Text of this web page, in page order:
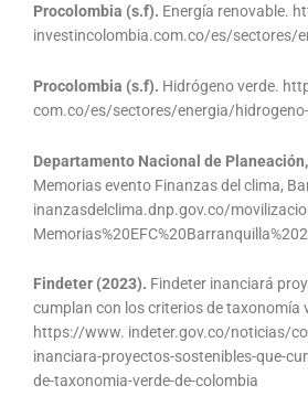
Procolombia (s.f). Energía renovable.
investincolombia.com.co/es/sectores/
Procolombia (s.f). Hidrógeno verde.
com.co/es/sectores/energia/
Departamento Nacional de
Memorias evento Finanzas del clima,
inanzasdelclima.dnp.gov.co/
Findeter (2023). Findeter inanciará
cumplan con los criterios de taxonomía
https://www. indeter.gov.co/noticias/
inanciara-proyectos-sostenibles-que-
de-taxonomia-verde-de-colombia